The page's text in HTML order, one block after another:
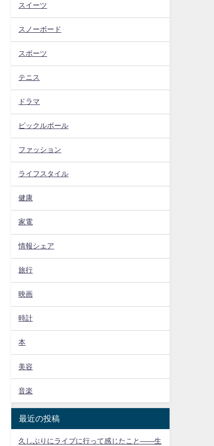
スイーツ
スノーボード
スポーツ
テニス
ドラマ
ピックルボール
ファッション
ライフスタイル
健康
家電
情報シェア
旅行
映画
時計
本
美容
音楽
最近の投稿
久しぶりにライブに行って感じたこと——生